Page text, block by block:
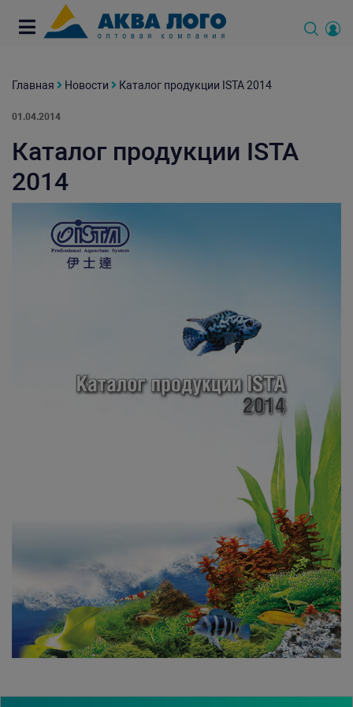
Главная Новости Каталог продукции ISTA 2014
01.04.2014
Каталог продукции ISTA
2014